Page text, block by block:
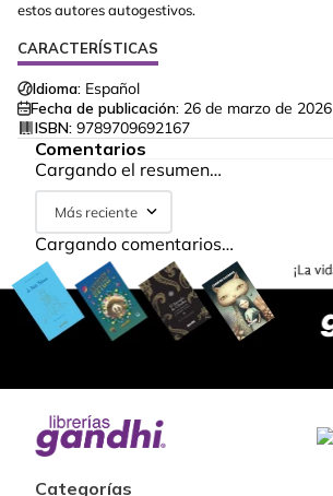
estos autores autogestivos.
CARACTERÍSTICAS
Idioma: Español
Fecha de publicación: 26 de marzo de 2026
ISBN: 9789709692167
Comentarios
Cargando el resumen…
Más reciente
Cargando comentarios…
Categorías